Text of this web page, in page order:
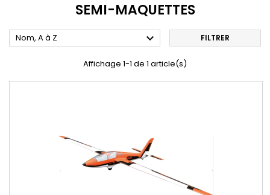
SEMI-MAQUETTES
Nom, A à Z  FILTRER
Affichage 1-1 de 1 article(s)